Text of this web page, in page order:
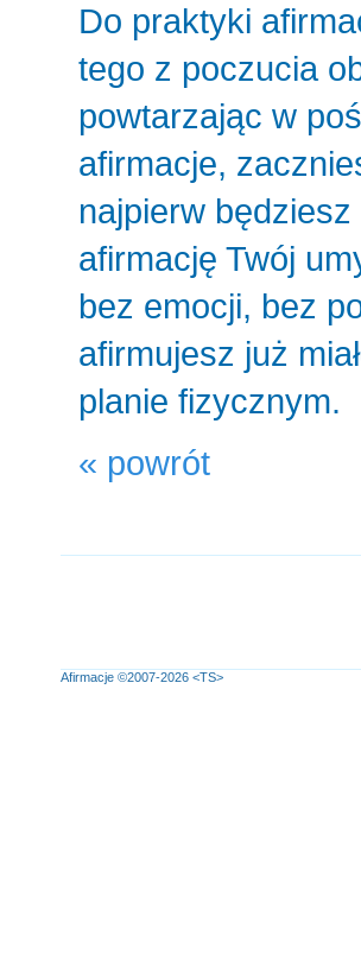
Do praktyki
tego z poczucia
powtarzając w
afirmacje,
najpierw
afirmację Twój
bez emocji, bez
afirmujesz już
planie fizycznym.
« powrót
Afirmacje ©2007-2026 <TS>